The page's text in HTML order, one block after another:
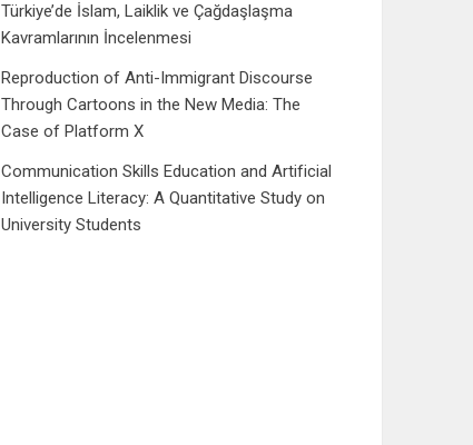
Türkiye’de İslam, Laiklik ve Çağdaşlaşma
Kavramlarının İncelenmesi
Reproduction of Anti-Immigrant Discourse
Through Cartoons in the New Media: The
Case of Platform X
Communication Skills Education and Artificial
Intelligence Literacy: A Quantitative Study on
University Students